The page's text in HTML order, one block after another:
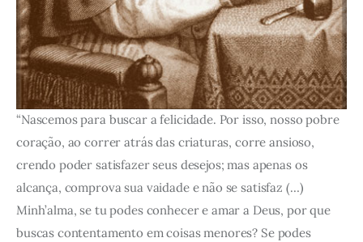
“Nascemos para buscar a felicidade. Por isso, nosso pobre
coração, ao correr atrás das criaturas, corre ansioso,
crendo poder satisfazer seus desejos; mas apenas os
alcança, comprova sua vaidade e não se satisfaz (…)
Minh’alma, se tu podes conhecer e amar a Deus, por que
buscas contentamento em coisas menores? Se podes